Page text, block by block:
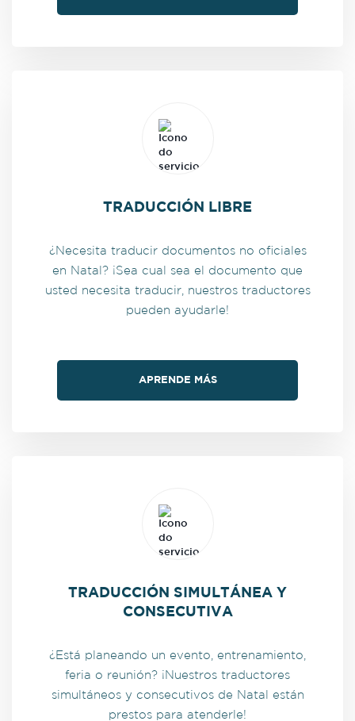
TRADUCCIÓN LIBRE
¿Necesita traducir documentos no oficiales
en Natal? ¡Sea cual sea el documento que
usted necesita traducir, nuestros traductores
pueden ayudarle!
APRENDE MÁS
TRADUCCIÓN SIMULTÁNEA Y
CONSECUTIVA
¿Está planeando un evento, entrenamiento,
feria o reunión? ¡Nuestros traductores
simultáneos y consecutivos de Natal están
prestos para atenderle!